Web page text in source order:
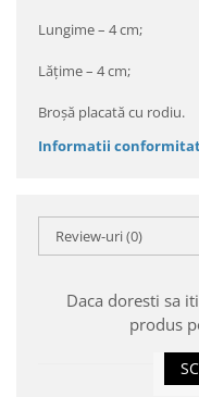
Lungime – 4 cm;
Lăţime – 4 cm;
Broşă placată cu rodiu.
Informatii
Review-uri(0)
Daca doresti sa
produs